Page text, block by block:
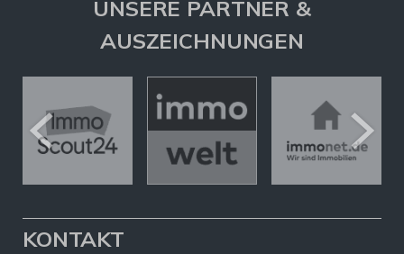
UNSERE PARTNER &
AUSZEICHNUNGEN
KONTAKT